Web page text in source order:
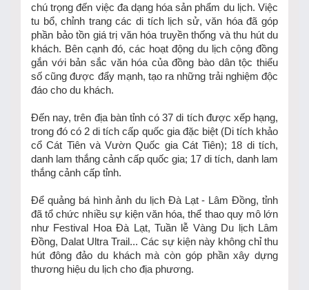
chú trọng đến việc đa dạng hóa sản phẩm du lịch. Việc
tu bổ, chỉnh trang các di tích lịch sử, văn hóa đã góp
phần bảo tồn giá trị văn hóa truyền thống và thu hút du
khách. Bên cạnh đó, các hoạt động du lịch cộng đồng
gắn với bản sắc văn hóa của đồng bào dân tộc thiểu
số cũng được đẩy mạnh, tạo ra những trải nghiệm độc
đáo cho du khách.
Đến nay, trên địa bàn tỉnh có 37 di tích được xếp hạng,
trong đó có 2 di tích cấp quốc gia đặc biệt (Di tích khảo
cổ Cát Tiên và Vườn Quốc gia Cát Tiên); 18 di tích,
danh lam thắng cảnh cấp quốc gia; 17 di tích, danh lam
thắng cảnh cấp tỉnh.
Để quảng bá hình ảnh du lịch Đà Lạt - Lâm Đồng, tỉnh
đã tổ chức nhiều sự kiện văn hóa, thể thao quy mô lớn
như Festival Hoa Đà Lạt, Tuần lễ Vàng Du lịch Lâm
Đồng, Dalat Ultra Trail... Các sự kiện này không chỉ thu
hút đông đảo du khách mà còn góp phần xây dựng
thương hiệu du lịch cho địa phương.